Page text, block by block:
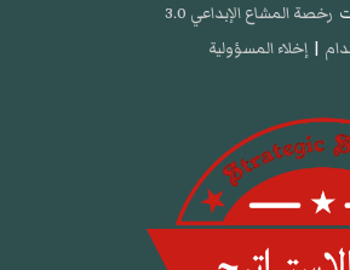
رخصة المشاع الإبداعي 3.0
| إخلاء المسؤولية